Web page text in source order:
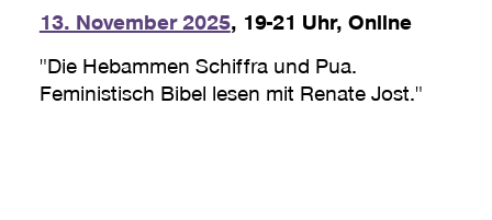
13. November 2025, 19-21 Uhr, Online
"Die Hebammen Schiffra und Pua.
Feministisch Bibel lesen mit Renate Jost."